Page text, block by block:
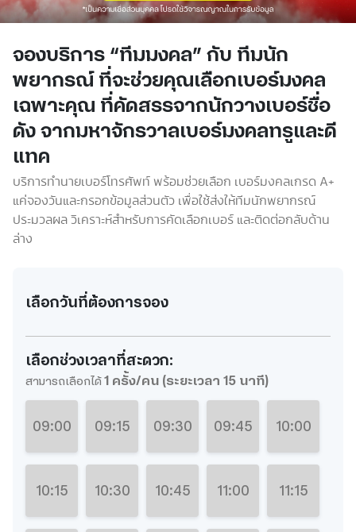
จองบริการ “ทีมมงคล” กับ ทีมนัก
พยากรณ์ ที่จะช่วยคุณเลือกเบอร์มงคล
เฉพาะคุณ ที่คัดสรรจากนักวางเบอร์ชื่อ
ดัง จากมหาจักรวาลเบอร์มงคลทรูและดี
แทค
บริการทำนายเบอร์โทรศัพท์ พร้อมช่วยเลือก เบอร์มงคลเกรด A+
แค่จองวันและกรอกข้อมูลส่วนตัว เพื่อใช้ส่งให้ทีมนักพยากรณ์
ประมวลผล วิเคราะห์สำหรับการคัดเลือกเบอร์ และติดต่อกลับด้าน
ล่าง
เลือกวันที่ต้องการจอง
เลือกช่วงเวลาที่สะดวก:
สามารถเลือกได้1 ครั้ง/คน (ระยะเวลา 15 นาที)
09:00 09:15 09:30 09:45 10:00
10:15 10:30 10:45 11:00 11:15